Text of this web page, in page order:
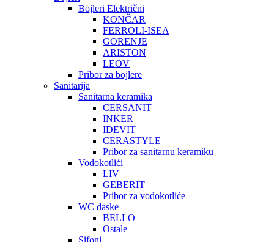
Bojleri Električni
KONČAR
FERROLI-ISEA
GORENJE
ARISTON
LEOV
Pribor za bojlere
Sanitarija
Sanitarna keramika
CERSANIT
INKER
IDEVIT
CERASTYLE
Pribor za sanitarnu keramiku
Vodokotlići
LIV
GEBERIT
Pribor za vodokotliće
WC daske
BELLO
Ostale
Sifoni